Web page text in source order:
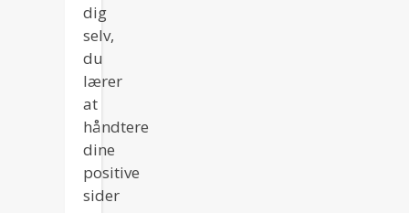
dig
selv,
du
lærer
at
håndtere
dine
positive
sider